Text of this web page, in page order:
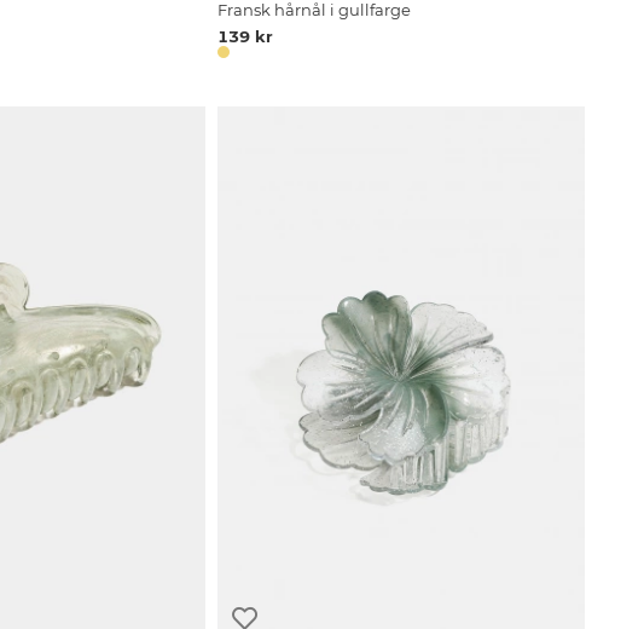
Fransk hårnål i gullfarge
139 kr